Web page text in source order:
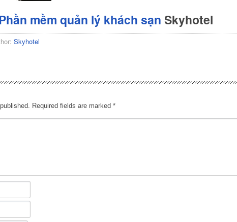
mềm quản lý khách sạn Skyhotel
Skyhotel
Required fields are marked *